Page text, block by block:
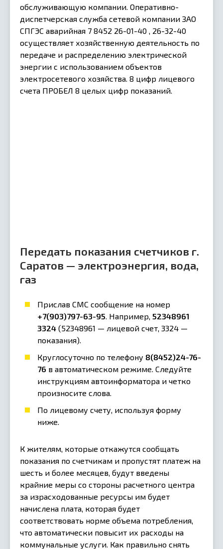
обслуживающую компании. Оперативно-
диспетчерская служба сетевой компании ЗАО
СПГЭС аварийная 7 8452 26-01-40 , 26-32-40
осуществляет хозяйственную деятельность по
передаче и распределению электрической
энергии с использованием объектов
электросетевого хозяйства. 8 цифр лицевого
счета ПРОБЕЛ 8 целых цифр показаний.
Передать показания счетчиков г.
Саратов — электроэнергия, вода,
газ
Прислав СМС сообщение на номер
+7(903)797-63-95. Например, 52348961
3324 (52348961 — лицевой счет, 3324 —
показания).
Круглосуточно по телефону 8(8452)24-76-
76 в автоматическом режиме. Следуйте
инструкциям автоинформатора и четко
произносите слова.
По лицевому счету, используя форму
ниже.
К жителям, которые откажутся сообщать
показания по счетчикам и пропустят платеж на
шесть и более месяцев, будут введены
крайние меры со стороны расчетного центра
за израсходованные ресурсы им будет
начислена плата, которая будет
соответствовать норме объема потребления,
что автоматически повысит их расходы на
коммунальные услуги. Как правильно снять